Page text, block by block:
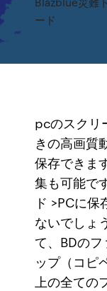
ード
pcのスクリ
きの高画質
保存できま
集も可能で
ド >PCに
ないでしょ
て、BDの
ップ（コピ
上の全ての